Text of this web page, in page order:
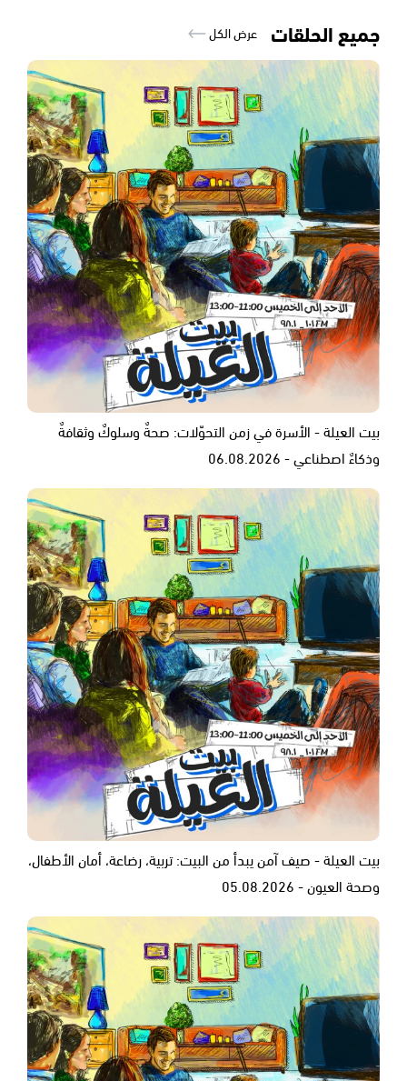
جميع الحلقات عرض الكل
بيت العيلة - الأسرة في زمن التحوّلات: صحةٌ وسلوكٌ وثقافةٌ
وذكاءٌ اصطناعي - 06.08.2026
بيت العيلة - صيف آمن يبدأ من البيت: تربية، رضاعة، أمان الأطفال،
وصحة العيون - 05.08.2026